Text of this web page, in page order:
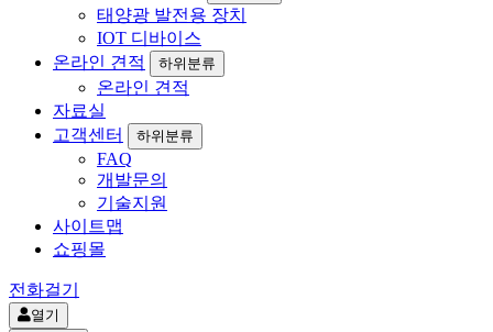
태양광 발전용 장치
IOT 디바이스
온라인 견적
하위분류
온라인 견적
자료실
고객센터
하위분류
FAQ
개발문의
기술지원
사이트맵
쇼핑몰
전화걸기
열기